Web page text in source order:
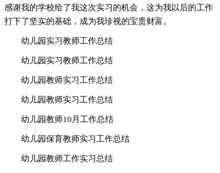
感谢我的学校给了我这次实习的机会，这为我以后的工作
打下了坚实的基础，成为我珍视的宝贵财富。
幼儿园实习教师工作总结
幼儿园实习教师工作总结
幼儿园教师实习工作总结
幼儿园教师实习工作总结
幼儿园教师10月工作总结
幼儿园保育教师实习工作总结
幼儿园教师工作实习总结